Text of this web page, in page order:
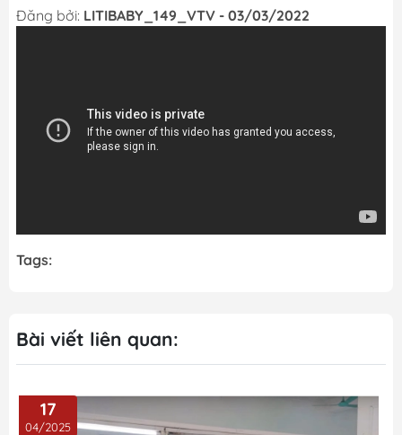
Đăng bởi: LITIBABY_149_VTV - 03/03/2022
Tags:
Bài viết liên quan:
17
04/2025